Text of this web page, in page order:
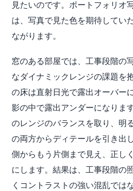
見たいのです。ポートフォリオ
は、写真で見た色を期待してい
ながります。
窓のある部屋では、工事段階の
なダイナミックレンジの課題を
の床は直射日光で露出オーバー
影の中で露出アンダーになりま
のレンジのバランスを取り、明
の両方からディテールを引き出
側からもう片側まで見え、正し
にします。結果は、工事段階の
くコントラストの強い混乱では